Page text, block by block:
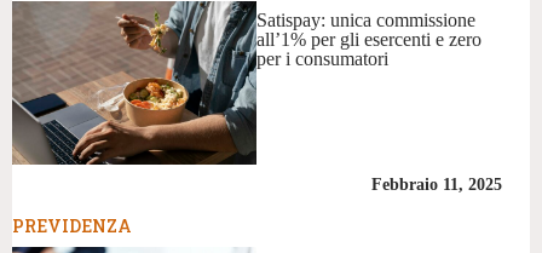
Satispay: unica commissione
all’1% per gli esercenti e zero
per i consumatori
Febbraio 11, 2025
PREVIDENZA